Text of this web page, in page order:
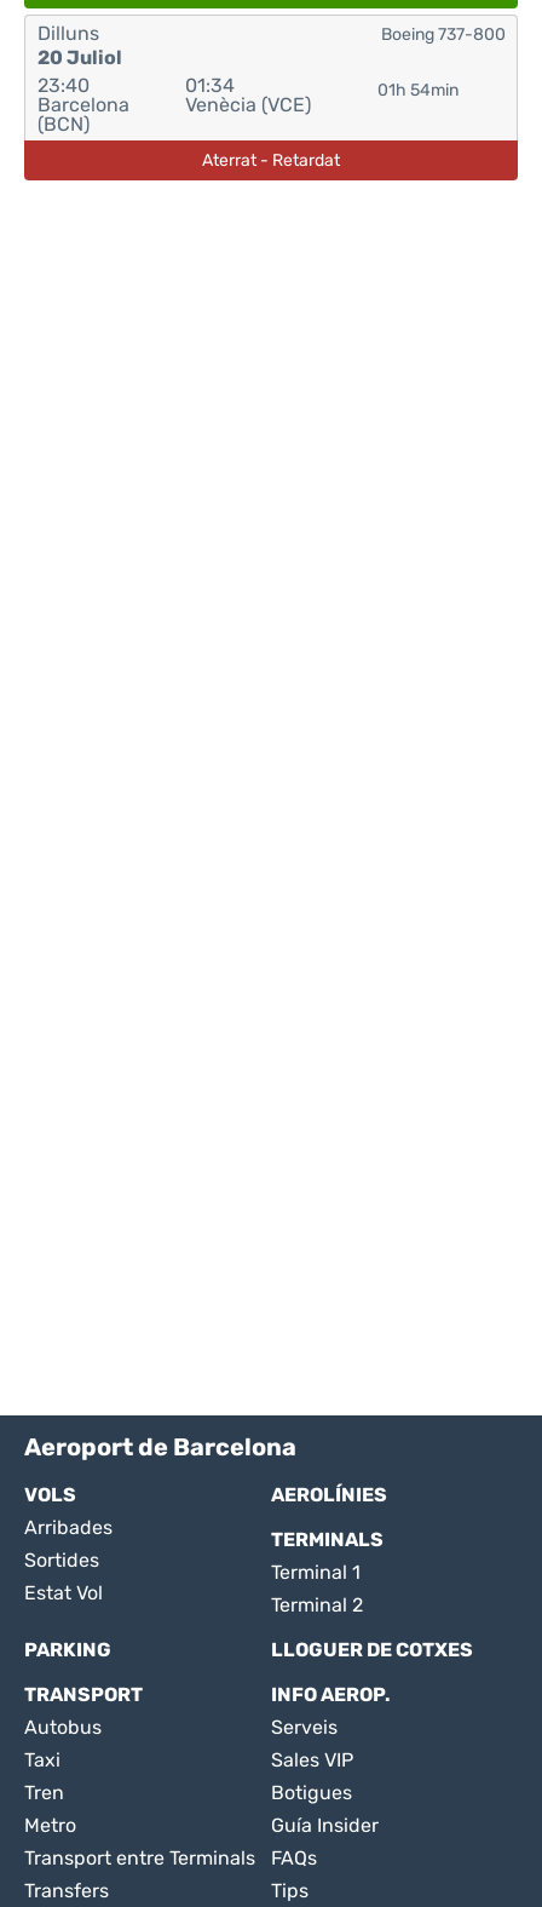
Dilluns
20 Juliol
23:40
Barcelona
(BCN)
01:34
Venècia (VCE)
01h 54min
Boeing 737-800
Aterrat - Retardat
Aeroport de Barcelona
VOLS
Arribades
Sortides
Estat Vol
AEROLÍNIES
TERMINALS
Terminal 1
Terminal 2
PARKING
LLOGUER DE COTXES
TRANSPORT
Autobus
Taxi
Tren
Metro
Transport entre Terminals
Transfers
INFO AEROP.
Serveis
Sales VIP
Botigues
Guía Insider
FAQs
Tips